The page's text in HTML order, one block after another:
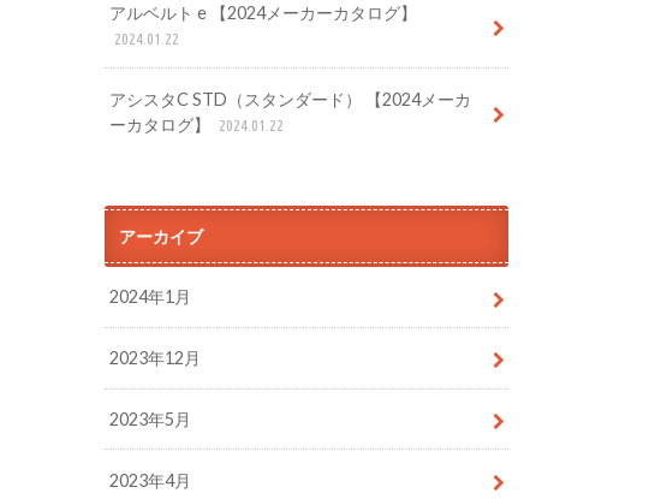
アルベルト e 【2024メーカーカタログ】
2024.01.22
アシスタC STD（スタンダード） 【2024メーカ
ーカタログ】
2024.01.22
アーカイブ
2024年1月
2023年12月
2023年5月
2023年4月